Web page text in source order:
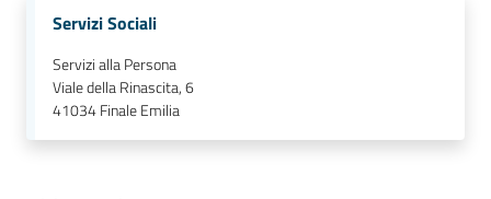
Servizi Sociali
Servizi alla Persona
Viale della Rinascita, 6
41034Finale Emilia